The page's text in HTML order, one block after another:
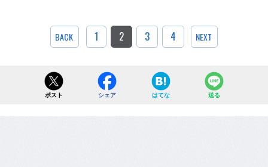
BACK 1 2 3 4 NEXT
ポスト シェア はてな 送る